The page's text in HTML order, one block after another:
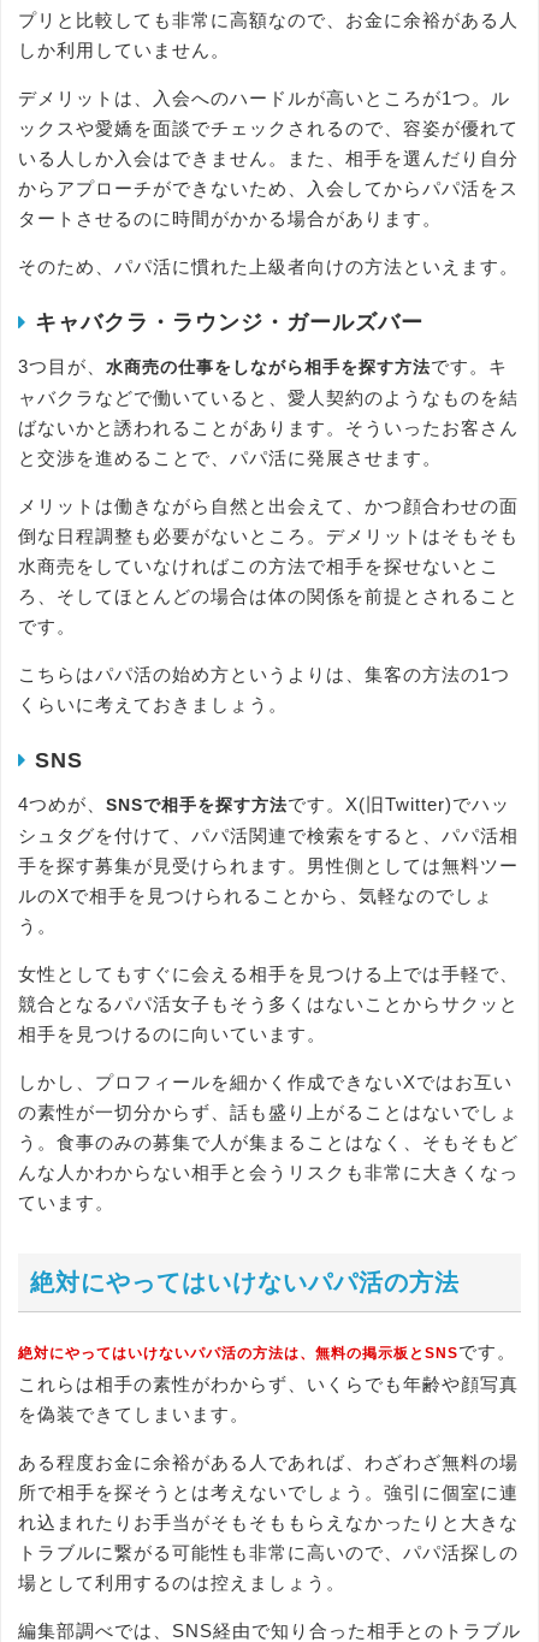
プリと比較しても非常に高額なので、お金に余裕がある人
しか利用していません。
デメリットは、入会へのハードルが高いところが1つ。ル
ックスや愛嬌を面談でチェックされるので、容姿が優れて
いる人しか入会はできません。また、相手を選んだり自分
からアプローチができないため、入会してからパパ活をス
タートさせるのに時間がかかる場合があります。
そのため、パパ活に慣れた上級者向けの方法といえます。
キャバクラ・ラウンジ・ガールズバー
3つ目が、 水商売の仕事をしながら相手を探す方法です。キ
ャバクラなどで働いていると、愛人契約のようなものを結
ばないかと誘われることがあります。そういったお客さん
と交渉を進めることで、パパ活に発展させます。
メリットは働きながら自然と出会えて、かつ顔合わせの面
倒な日程調整も必要がないところ。デメリットはそもそも
水商売をしていなければこの方法で相手を探せないとこ
ろ、そしてほとんどの場合は体の関係を前提とされること
です。
こちらはパパ活の始め方というよりは、集客の方法の1つ
くらいに考えておきましょう。
SNS
4つめが、 SNSで相手を探す方法です。X(旧Twitter)でハッ
シュタグを付けて、パパ活関連で検索をすると、パパ活相
手を探す募集が見受けられます。男性側としては無料ツー
ルのXで相手を見つけられることから、気軽なのでしょ
う。
女性としてもすぐに会える相手を見つける上では手軽で、
競合となるパパ活女子もそう多くはないことからサクッと
相手を見つけるのに向いています。
しかし、プロフィールを細かく作成できないXではお互い
の素性が一切分からず、話も盛り上がることはないでしょ
う。食事のみの募集で人が集まることはなく、そもそもど
んな人かわからない相手と会うリスクも非常に大きくなっ
ています。
絶対にやってはいけないパパ活の方法
絶対にやってはいけないパパ活の方法は、無料の掲示板とSNSです。
これらは相手の素性がわからず、いくらでも年齢や顔写真
を偽装できてしまいます。
ある程度お金に余裕がある人であれば、わざわざ無料の場
所で相手を探そうとは考えないでしょう。強引に個室に連
れ込まれたりお手当がそもそももらえなかったりと大きな
トラブルに繋がる可能性も非常に高いので、パパ活探しの
場として利用するのは控えましょう。
編集部調べでは、SNS経由で知り合った相手とのトラブル